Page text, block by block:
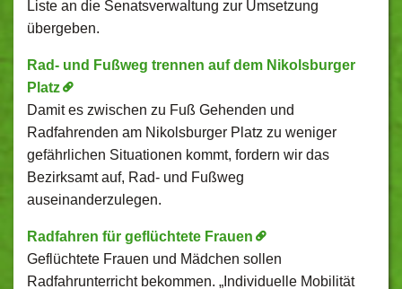
Liste an die Senatsverwaltung zur Umsetzung
übergeben.
Rad- und Fußweg trennen auf dem Nikolsburger
Platz
Damit es zwischen zu Fuß Gehenden und
Radfahrenden am Nikolsburger Platz zu weniger
gefährlichen Situationen kommt, fordern wir das
Bezirksamt auf, Rad- und Fußweg
auseinanderzulegen.
Radfahren für geflüchtete Frauen
Geflüchtete Frauen und Mädchen sollen
Radfahrunterricht bekommen. „Individuelle Mobilität